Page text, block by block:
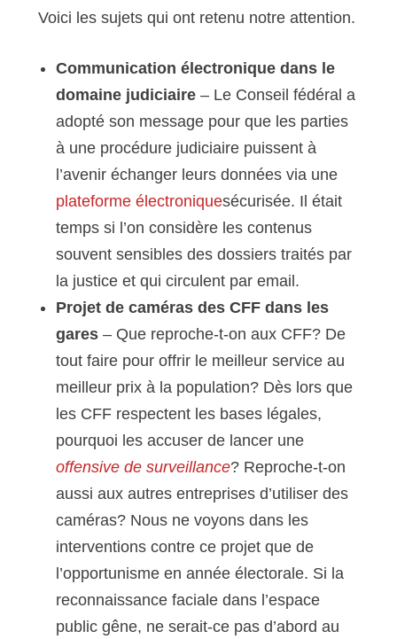
Voici les sujets qui ont retenu notre attention.
Communication électronique dans le
domaine judiciaire – Le Conseil fédéral a
adopté son message pour que les parties
à une procédure judiciaire puissent à
l’avenir échanger leurs données via une
plateforme électroniquesécurisée. Il était
temps si l’on considère les contenus
souvent sensibles des dossiers traités par
la justice et qui circulent par email.
Projet de caméras des CFF dans les
gares – Que reproche-t-on aux CFF? De
tout faire pour offrir le meilleur service au
meilleur prix à la population? Dès lors que
les CFF respectent les bases légales,
pourquoi les accuser de lancer une
offensive de surveillance? Reproche-t-on
aussi aux autres entreprises d’utiliser des
caméras? Nous ne voyons dans les
interventions contre ce projet que de
l’opportunisme en année électorale. Si la
reconnaissance faciale dans l’espace
public gêne, ne serait-ce pas d’abord au